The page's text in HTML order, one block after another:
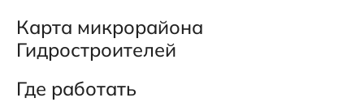
Карта микрорайона
Гидростроителей
Где работать